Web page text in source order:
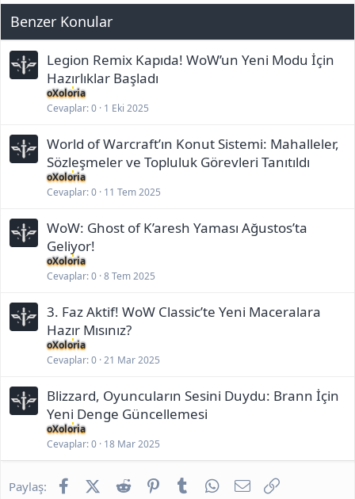
Benzer Konular
Legion Remix Kapıda! WoW’un Yeni Modu İçin
Hazırlıklar Başladı
oXoloria
Cevaplar 0 1 Eki 2025
World of Warcraft’ın Konut Sistemi: Mahalleler,
Sözleşmeler ve Topluluk Görevleri Tanıtıldı
oXoloria
Cevaplar 0 11 Tem 2025
WoW: Ghost of K’aresh Yaması Ağustos’ta
Geliyor!
oXoloria
Cevaplar 0 8 Tem 2025
3. Faz Aktif! WoW Classic’te Yeni Maceralara
Hazır Mısınız?
oXoloria
Cevaplar 0 21 Mar 2025
Blizzard, Oyuncuların Sesini Duydu: Brann İçin
Yeni Denge Güncellemesi
oXoloria
Cevaplar 0 18 Mar 2025
Paylaş: FacebookX (Twitter)
Reddit PinterestTumblr WhatsApp
E-posta